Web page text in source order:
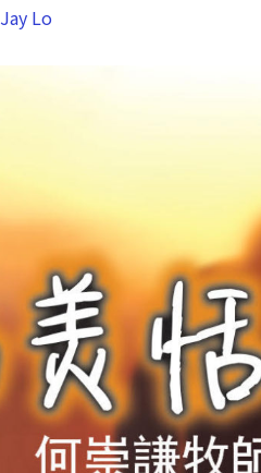
Jay Lo